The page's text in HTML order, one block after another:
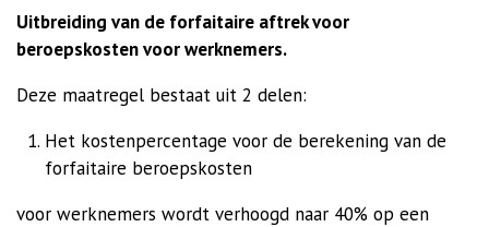
Uitbreiding van de forfaitaire aftrek voor
beroepskosten voor werknemers.
Deze maatregel bestaat uit 2 delen:
Het kostenpercentage voor de berekening van de
forfaitaire beroepskosten
voor werknemers wordt verhoogd naar 40% op een